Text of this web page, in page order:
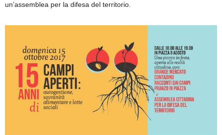
un’assemblea per la difesa del territorio.